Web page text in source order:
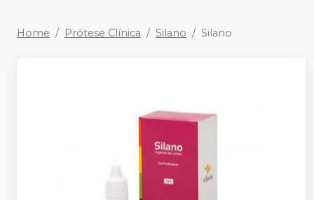
Home Prótese Clínica Silano Silano